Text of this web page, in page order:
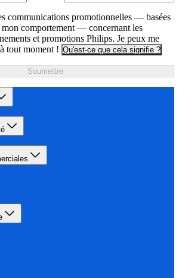
communications promotionnelles — basées
mon comportement — concernant les
et promotions Philips. Je peux me
tout moment ! Qu'est-ce que cela signifie ?
Soumettre